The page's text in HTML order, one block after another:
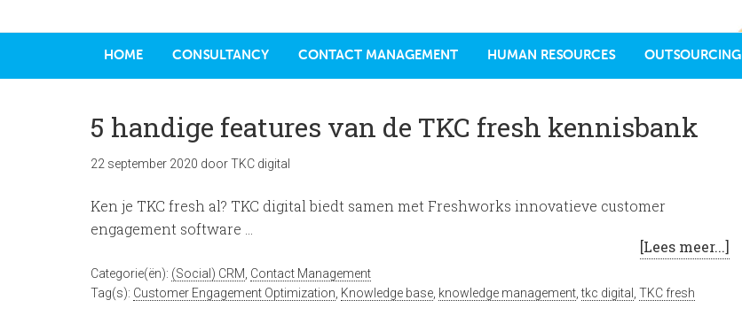
HOME CONSULTANCY CONTACT MANAGEMENT HUMAN RESOURCES OUTSOURCING
5 handige features van de TKC fresh kennisbank
22 september 2020 doorTKC digital
Ken je TKC fresh al? TKC digital biedt samen met Freshworks innovatieve customer
engagement software …
[Lees meer...]
Categorie(ën): (Social) CRM Contact Management
Tag(s): Customer Engagement Optimization Knowledge base knowledge management ,tkc digital TKC fresh